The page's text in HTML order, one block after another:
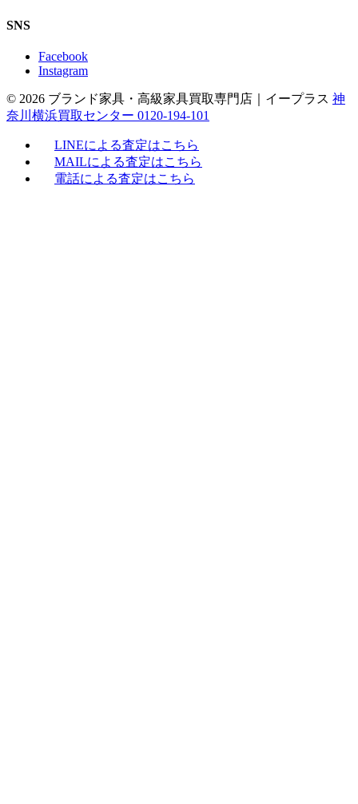
SNS
Facebook
Instagram
© 2026 ブランド家具・高級家具買取専門店｜イープラス 神
奈川横浜買取センター 0120-194-101
LINEによる査定はこちら
MAILによる査定はこちら
電話による査定はこちら